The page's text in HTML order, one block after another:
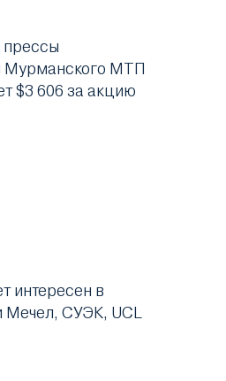
Мурманского МТП
$3 606 за акцию
интересен в
Мечел, СУЭК, UCL